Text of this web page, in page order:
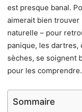
est presque banal.
aimerait bien
naturelle – pour
panique, les dartres,
sèches, se soignent
pour les
Sommaire